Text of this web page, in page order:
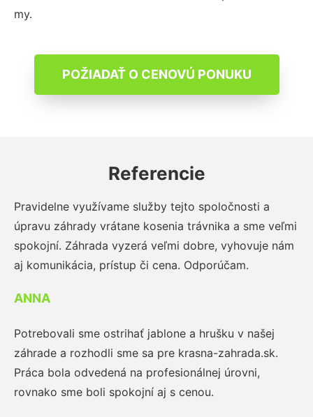
my.
POŽIADAŤ O CENOVÚ PONUKU
Referencie
Pravidelne využívame služby tejto spoločnosti a
úpravu záhrady vrátane kosenia trávnika a sme veľmi
spokojní. Záhrada vyzerá veľmi dobre, vyhovuje nám
aj komunikácia, prístup či cena. Odporúčam.
ANNA
Potrebovali sme ostrihať jablone a hrušku v našej
záhrade a rozhodli sme sa pre krasna-zahrada.sk.
Práca bola odvedená na profesionálnej úrovni,
rovnako sme boli spokojní aj s cenou.